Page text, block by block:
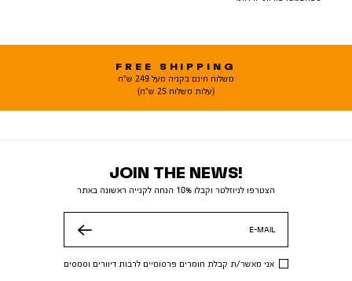
FREE SHIPPING
משלוח חינם בקניה מעל 249 ש"ח
(עלות משלוח 25 ש"ח)
JOIN THE NEWS!
הצטרפו לניוזלטר וקבלו 10% הנחה לקנייה ראשונה באתר
E-MAIL
אני מאשר/ת קבלת חומרים פרסומיים לרבות דיוורים וסמסים